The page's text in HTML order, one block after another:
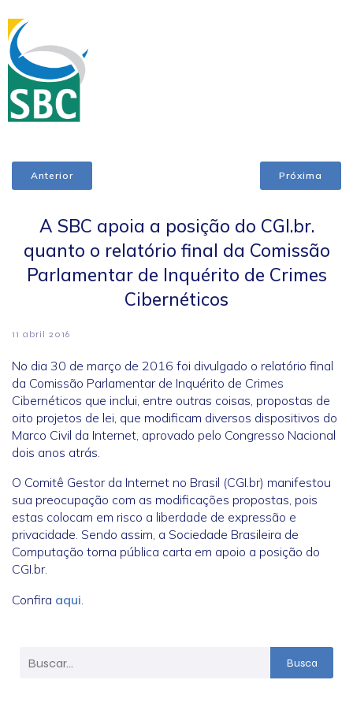
Anterior Próxima
A SBC apoia a posição do CGI.br.
quanto o relatório final da Comissão
Parlamentar de Inquérito de Crimes
Cibernéticos
11 abril 2016
No dia 30 de março de 2016 foi divulgado o relatório final
da Comissão Parlamentar de Inquérito de Crimes
Cibernéticos que inclui, entre outras coisas, propostas de
oito projetos de lei, que modificam diversos dispositivos do
Marco Civil da Internet, aprovado pelo Congresso Nacional
dois anos atrás.
O Comitê Gestor da Internet no Brasil (CGI.br) manifestou
sua preocupação com as modificações propostas, pois
estas colocam em risco a liberdade de expressão e
privacidade. Sendo assim, a Sociedade Brasileira de
Computação torna pública carta em apoio a posição do
CGI.br.
Confira aqui.
Busca